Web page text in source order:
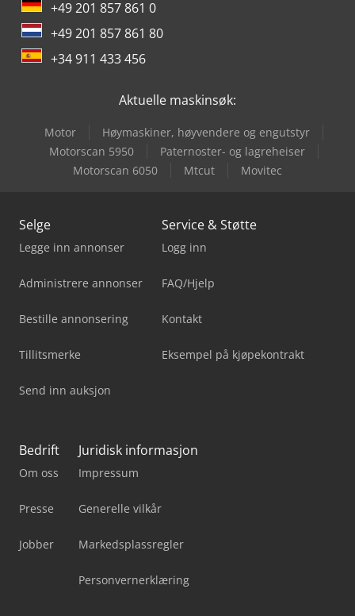
+49 201 857 861 0
+49 201 857 861 80
+34 911 433 456
Aktuelle maskinsøk:
Motor
Høymaskiner, høyvendere og engutstyr
Motorscan 5950
Paternoster- og lagreheiser
Motorscan 6050
Mtcut Movitec
Selge
Legge inn annonser
Administrere annonser
Bestille annonsering
Tillitsmerke
Send inn auksjon
Service & Støtte
Logg inn
FAQ/Hjelp
Kontakt
Eksempel på kjøpekontrakt
Bedrift
Om oss
Presse
Jobber
Juridisk informasjon
Impressum
Generelle vilkår
Markedsplassregler
Personvernerklæring